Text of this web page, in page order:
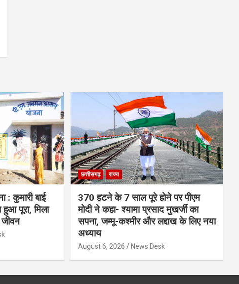
: कुमारी बाई
पूरा, मिला
छत्तीसगढ़ राज्य
370 हटने के 7 साल पूरे होने पर पीएम
मोदी ने कहा- श्यामा प्रसाद मुखर्जी का
सपना, जम्मू-कश्मीर और लद्दाख के लिए नया
अध्याय
August 6, 2026 News Desk